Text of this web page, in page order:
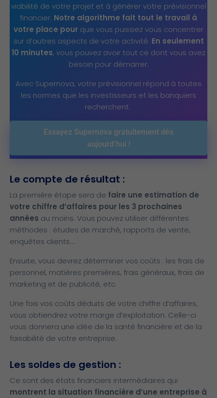
viabilité de votre projet et à générer votre prévisionnel
financier. Notre algorithme fait tout le travail à
votre place pour que vous puissiez vous concentrer
sur d’autres aspects de votre activité. En seulement
10 minutes, vous pouvez avoir tout ce dont vous avez
besoin pour démarrer.
Avec Supernova, votre prévisionnel répond à toutes
les normes que les investisseurs et les banquiers
recherchent.
Essayez Supernova gratuitement dès
aujourd’hui !
Le compte de résultat :
La première étape sera de faire une estimation de
votre chiffre d’affaires pour les 3 prochaines
années au moins. Vous pouvez utiliser différentes
méthodes : études de marché, rapports de vente,
enquêtes clients….
Ensuite, vous devrez déterminer vos coûts : les frais de
personnel, matières premières, frais généraux, frais de
marketing et de publicité, etc.
Une fois vos coûts déduits de votre chiffre d’affaires,
vous obtiendrez votre marge d’exploitation. Celle-ci
vous donnera une idée de la santé financière et de la
faisabilité de votre entreprise.
Les soldes de gestion :
Ce sont des états financiers intermédiaires qui
montrent la situation financière d’une entreprise à